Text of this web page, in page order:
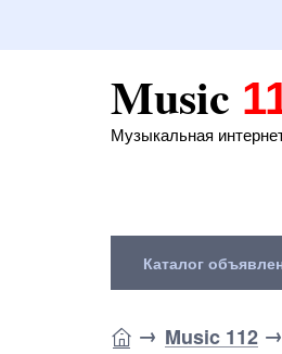
Music
Музыкальная
Каталог
Music 112